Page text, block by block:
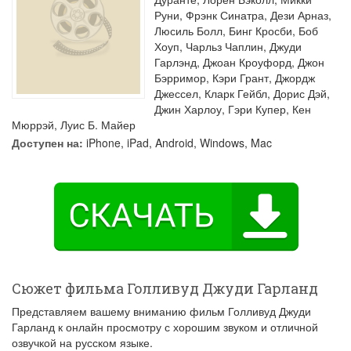
Руни, Фрэнк Синатра, Дези Арназ,
Люсиль Болл, Бинг Кросби, Боб
Хоуп, Чарльз Чаплин, Джуди
Гарлэнд, Джоан Кроуфорд, Джон
Бэрримор, Кэри Грант, Джордж
Джессел, Кларк Гейбл, Дорис Дэй,
Джин Харлоу, Гэри Купер, Кен
Мюррэй, Луис Б. Майер
Доступен на: iPhone, iPad, Android, Windows, Mac
Сюжет фильма Голливуд Джуди Гарланд
Представляем вашему вниманию фильм Голливуд Джуди
Гарланд к онлайн просмотру с хорошим звуком и отличной
озвучкой на русском языке.